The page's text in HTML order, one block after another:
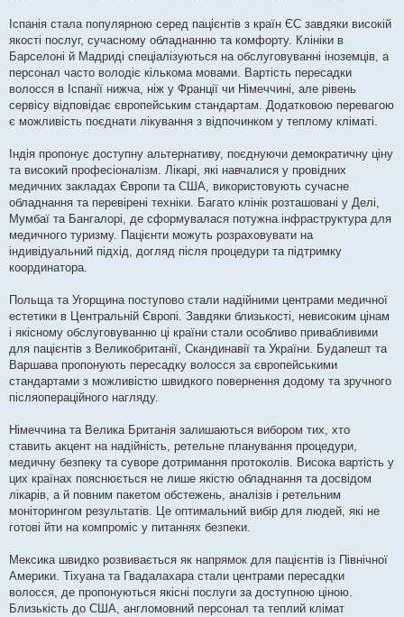
Іспанія стала популярною серед пацієнтів з країн ЄС завдяки високій
якості послуг, сучасному обладнанню та комфорту. Клініки в
Барселоні й Мадриді спеціалізуються на обслуговуванні іноземців, а
персонал часто володіє кількома мовами. Вартість пересадки
волосся в Іспанії нижча, ніж у Франції чи Німеччині, але рівень
сервісу відповідає європейським стандартам. Додатковою перевагою
є можливість поєднати лікування з відпочинком у теплому кліматі.
Індія пропонує доступну альтернативу, поєднуючи демократичну ціну
та високий професіоналізм. Лікарі, які навчалися у провідних
медичних закладах Європи та США, використовують сучасне
обладнання та перевірені техніки. Багато клінік розташовані у Делі,
Мумбаї та Бангалорі, де сформувалася потужна інфраструктура для
медичного туризму. Пацієнти можуть розраховувати на
індивідуальний підхід, догляд після процедури та підтримку
координатора.
Польща та Угорщина поступово стали надійними центрами медичної
естетики в Центральній Європі. Завдяки близькості, невисоким цінам
і якісному обслуговуванню ці країни стали особливо привабливими
для пацієнтів з Великобританії, Скандинавії та України. Будапешт та
Варшава пропонують пересадку волосся за європейськими
стандартами з можливістю швидкого повернення додому та зручного
післяопераційного нагляду.
Німеччина та Велика Британія залишаються вибором тих, хто
ставить акцент на надійність, ретельне планування процедури,
медичну безпеку та суворе дотримання протоколів. Висока вартість у
цих країнах пояснюється не лише якістю обладнання та досвідом
лікарів, а й повним пакетом обстежень, аналізів і ретельним
моніторингом результатів. Це оптимальний вибір для людей, які не
готові йти на компроміс у питаннях безпеки.
Мексика швидко розвивається як напрямок для пацієнтів із Північної
Америки. Тіхуана та Гвадалахара стали центрами пересадки
волосся, де пропонуються якісні послуги за доступною ціною.
Близькість до США, англомовний персонал та теплий клімат